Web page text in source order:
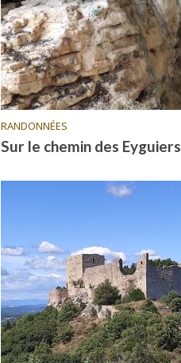
RANDONNÉES
Sur le chemin des Eyguiers